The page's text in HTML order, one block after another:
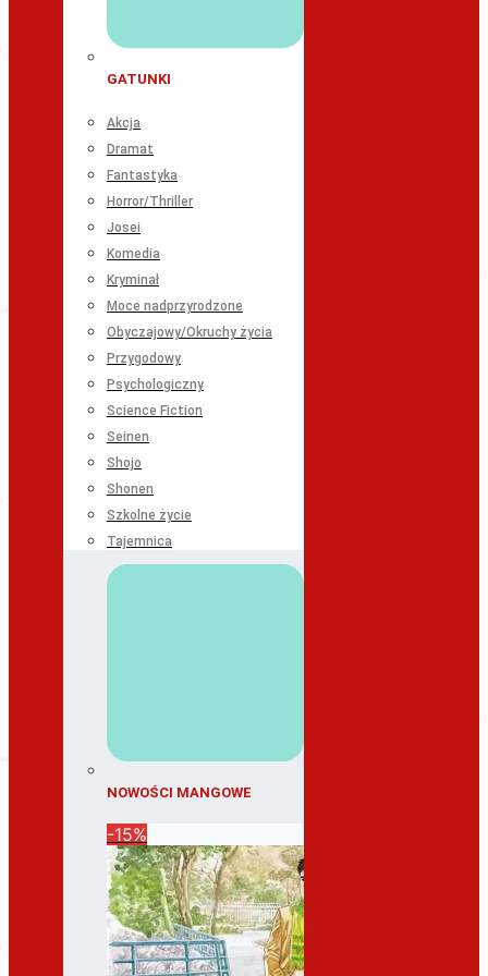
GATUNKI
Akcja
Dramat
Fantastyka
Horror/Thriller
Josei
Komedia
Kryminał
Moce nadprzyrodzone
Obyczajowy/Okruchy życia
Przygodowy
Psychologiczny
Science Fiction
Seinen
Shojo
Shonen
Szkolne życie
Tajemnica
NOWOŚCI MANGOWE
-15%